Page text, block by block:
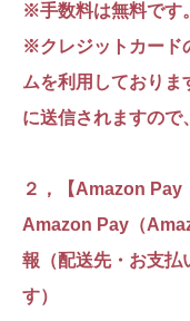
※手数料は無料です。
※クレジットカード
ムを利用しておりま
に送信されますので
２，【Amazon Pay
Amazon Pay（
報（配送先・お支払
す）